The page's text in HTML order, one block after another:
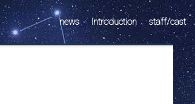
news Introduction staff/cast